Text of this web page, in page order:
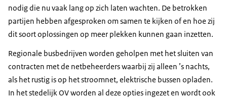
nodig die nu vaak lang op zich laten wachten. De betrokken
partijen hebben afgesproken om samen te kijken of en hoe zij
dit soort oplossingen op meer plekken kunnen gaan inzetten.
Regionale busbedrijven worden geholpen met het sluiten van
contracten met de netbeheerders waarbij zij alleen ’s nachts,
als het rustig is op het stroomnet, elektrische bussen opladen.
In het stedelijk OV worden al deze opties ingezet en wordt ook